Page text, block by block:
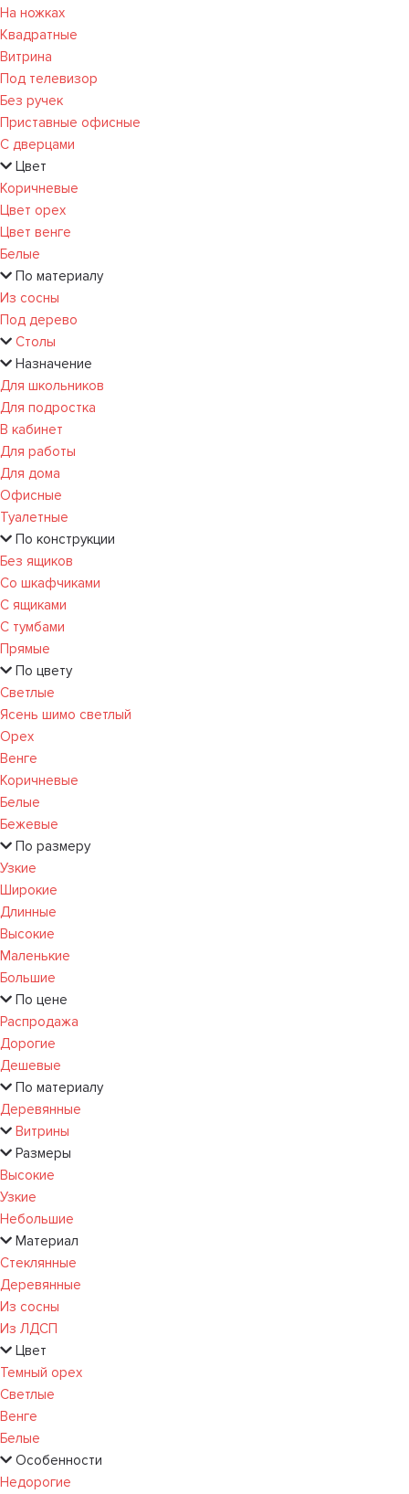
На ножках
Квадратные
Витрина
Под телевизор
Без ручек
Приставные офисные
С дверцами
Цвет
Коричневые
Цвет орех
Цвет венге
Белые
По материалу
Из сосны
Под дерево
Столы
Назначение
Для школьников
Для подростка
В кабинет
Для работы
Для дома
Офисные
Туалетные
По конструкции
Без ящиков
Со шкафчиками
С ящиками
С тумбами
Прямые
По цвету
Светлые
Ясень шимо светлый
Орех
Венге
Коричневые
Белые
Бежевые
По размеру
Узкие
Широкие
Длинные
Высокие
Маленькие
Большие
По цене
Распродажа
Дорогие
Дешевые
По материалу
Деревянные
Витрины
Размеры
Высокие
Узкие
Небольшие
Материал
Стеклянные
Деревянные
Из сосны
Из ЛДСП
Цвет
Темный орех
Светлые
Венге
Белые
Особенности
Недорогие